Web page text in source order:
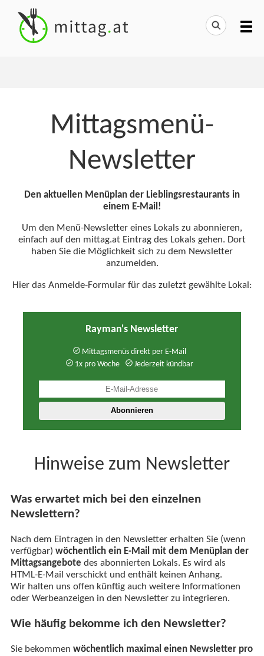
Mittagsmenü-
Newsletter
Den aktuellen Menüplan der Lieblingsrestaurants in
einem E-Mail!
Um den Menü-Newsletter eines Lokals zu abonnieren,
einfach auf den mittag.at Eintrag des Lokals gehen. Dort
haben Sie die Möglichkeit sich zu dem Newsletter
anzumelden.
Hier das Anmelde-Formular für das zuletzt gewählte Lokal:
Rayman's Newsletter
Mittagsmenüs direkt per E-Mail
1x pro Woche
Jederzeit kündbar
Hinweise zum Newsletter
Was erwartet mich bei den einzelnen
Newslettern?
Nach dem Eintragen in den Newsletter erhalten Sie (wenn
verfügbar) wöchentlich ein E-Mail mit dem Menüplan der
Mittagsangebote des abonnierten Lokals. Es wird als
HTML-E-Mail verschickt und enthält keinen Anhang.
Wir halten uns offen künftig auch weitere Informationen
oder Werbeanzeigen in den Newsletter zu integrieren.
Wie häufig bekomme ich den Newsletter?
Sie bekommen wöchentlich maximal einen Newsletter pro